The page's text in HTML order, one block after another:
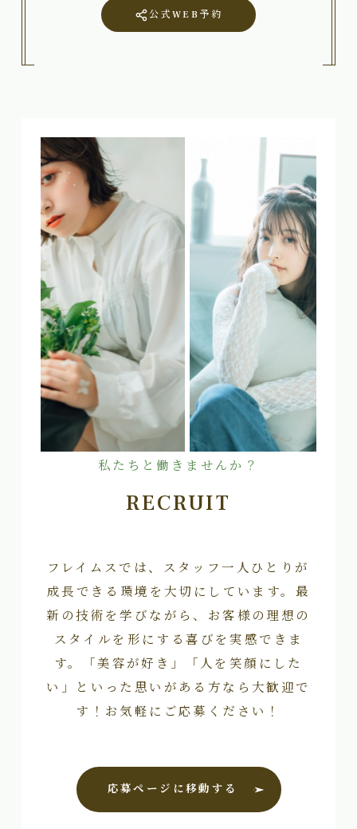
公式WEB予約
私たちと働きませんか？
RECRUIT
フレイムスでは、スタッフ一人ひとりが
成長できる環境を大切にしています。最
新の技術を学びながら、お客様の理想の
スタイルを形にする喜びを実感できま
す。「美容が好き」「人を笑顔にした
い」といった思いがある方なら大歓迎で
す！お気軽にご応募ください！
応募ページに移動する